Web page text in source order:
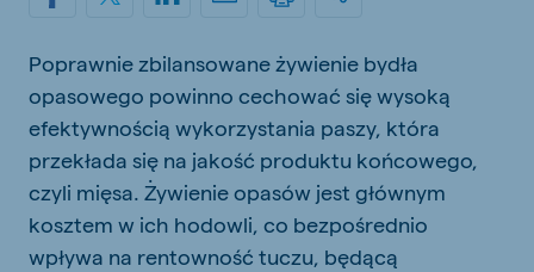
Poprawnie zbilansowane żywienie bydła
opasowego powinno cechować się wysoką
efektywnością wykorzystania paszy, która
przekłada się na jakość produktu końcowego,
czyli mięsa. Żywienie opasów jest głównym
kosztem w ich hodowli, co bezpośrednio
wpływa na rentowność tuczu, będącą